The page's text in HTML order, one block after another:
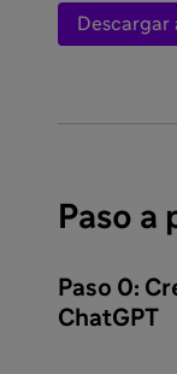
Descargar
Paso a
Paso 0:
ChatGPT